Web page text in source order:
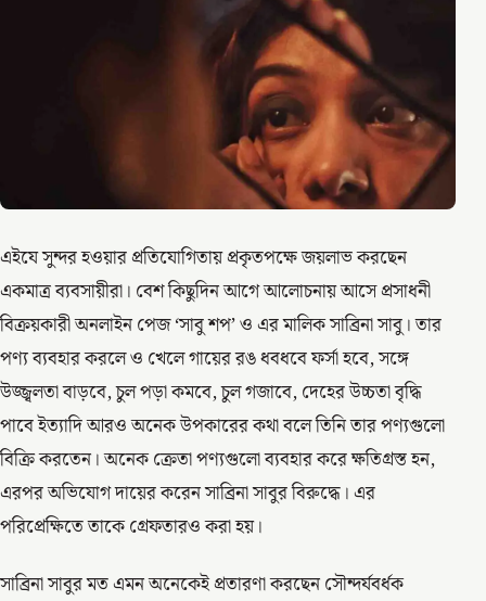
এইযে সুন্দর হওয়ার প্রতিযোগিতায় প্রকৃতপক্ষে জয়লাভ করছেন
একমাত্র ব্যবসায়ীরা। বেশ কিছুদিন আগে আলোচনায় আসে প্রসাধনী
বিক্রয়কারী অনলাইন পেজ ‘সাবু শপ’ ও এর মালিক সাব্রিনা সাবু। তার
পণ্য ব্যবহার করলে ও খেলে গায়ের রঙ ধবধবে ফর্সা হবে, সঙ্গে
উজ্জ্বলতা বাড়বে, চুল পড়া কমবে, চুল গজাবে, দেহের উচ্চতা বৃদ্ধি
পাবে ইত্যাদি আরও অনেক উপকারের কথা বলে তিনি তার পণ্যগুলো
বিক্রি করতেন। অনেক ক্রেতা পণ্যগুলো ব্যবহার করে ক্ষতিগ্রস্ত হন,
এরপর অভিযোগ দায়ের করেন সাব্রিনা সাবুর বিরুদ্ধে। এর
পরিপ্রেক্ষিতে তাকে গ্রেফতারও করা হয়।
সাব্রিনা সাবুর মত এমন অনেকেই প্রতারণা করছেন সৌন্দর্যবর্ধক